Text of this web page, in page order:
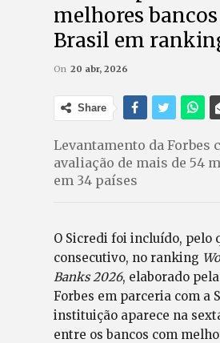
melhores
Brasil em
On 20 abr, 2026
Share
Levantamento da Forbes
avaliação de mais de 54
em 34 países
O Sicredi foi incluído, pelo
consecutivo, no ranking
Banks 2026, elaborado
Forbes em parceria com a
instituição aparece na
entre os bancos com